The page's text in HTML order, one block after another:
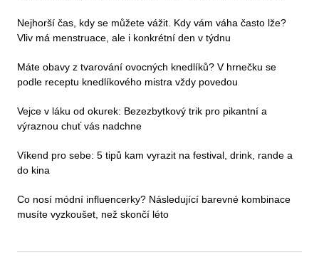
Nejhorší čas, kdy se můžete vážit. Kdy vám váha často lže?
Vliv má menstruace, ale i konkrétní den v týdnu
Máte obavy z tvarování ovocných knedlíků? V hrnečku se
podle receptu knedlíkového mistra vždy povedou
Vejce v láku od okurek: Bezezbytkový trik pro pikantní a
výraznou chuť vás nadchne
Víkend pro sebe: 5 tipů kam vyrazit na festival, drink, rande a
do kina
Co nosí módní influencerky? Následující barevné kombinace
musíte vyzkoušet, než skončí léto